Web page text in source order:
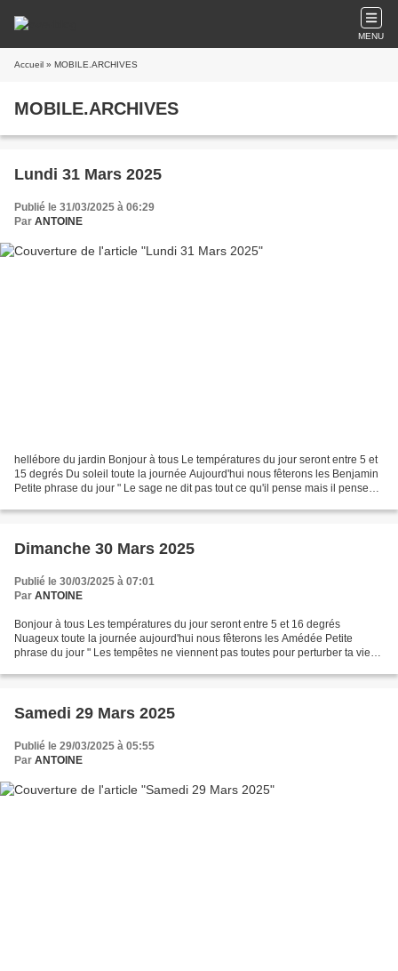
MENU
Accueil » MOBILE.ARCHIVES
MOBILE.ARCHIVES
Lundi 31 Mars 2025
Publié le 31/03/2025 à 06:29
Par ANTOINE
hellébore du jardin Bonjour à tous Le températures du jour seront entre 5 et
15 degrés Du soleil toute la journée Aujourd'hui nous fêterons les Benjamin
Petite phrase du jour " Le sage ne dit pas tout ce qu'il pense mais il pense
Dimanche 30 Mars 2025
Publié le 30/03/2025 à 07:01
Par ANTOINE
Bonjour à tous Les températures du jour seront entre 5 et 16 degrés
Nuageux toute la journée aujourd'hui nous fêterons les Amédée Petite
phrase du jour " Les tempêtes ne viennent pas toutes pour perturber ta vie
Samedi 29 Mars 2025
Publié le 29/03/2025 à 05:55
Par ANTOINE